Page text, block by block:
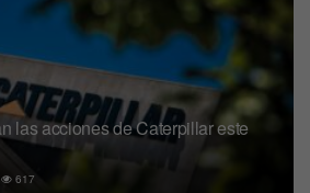
las acciones de Caterpillar este
617